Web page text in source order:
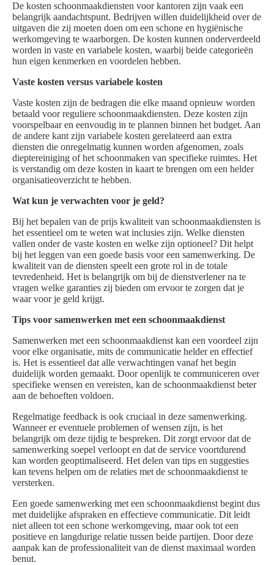
De kosten schoonmaakdiensten voor kantoren zijn vaak een
belangrijk aandachtspunt. Bedrijven willen duidelijkheid over de
uitgaven die zij moeten doen om een schone en hygiënische
werkomgeving te waarborgen. De kosten kunnen onderverdeeld
worden in vaste en variabele kosten, waarbij beide categorieën
hun eigen kenmerken en voordelen hebben.
Vaste kosten versus variabele kosten
Vaste kosten zijn de bedragen die elke maand opnieuw worden
betaald voor reguliere schoonmaakdiensten. Deze kosten zijn
voorspelbaar en eenvoudig in te plannen binnen het budget. Aan
de andere kant zijn variabele kosten gerelateerd aan extra
diensten die onregelmatig kunnen worden afgenomen, zoals
dieptereiniging of het schoonmaken van specifieke ruimtes. Het
is verstandig om deze kosten in kaart te brengen om een helder
organisatieoverzicht te hebben.
Wat kun je verwachten voor je geld?
Bij het bepalen van de prijs kwaliteit van schoonmaakdiensten is
het essentieel om te weten wat inclusies zijn. Welke diensten
vallen onder de vaste kosten en welke zijn optioneel? Dit helpt
bij het leggen van een goede basis voor een samenwerking. De
kwaliteit van de diensten speelt een grote rol in de totale
tevredenheid. Het is belangrijk om bij de dienstverlener na te
vragen welke garanties zij bieden om ervoor te zorgen dat je
waar voor je geld krijgt.
Tips voor samenwerken met een schoonmaakdienst
Samenwerken met een schoonmaakdienst kan een voordeel zijn
voor elke organisatie, mits de communicatie helder en effectief
is. Het is essentieel dat alle verwachtingen vanaf het begin
duidelijk worden gemaakt. Door openlijk te communiceren over
specifieke wensen en vereisten, kan de schoonmaakdienst beter
aan de behoeften voldoen.
Regelmatige feedback is ook cruciaal in deze samenwerking.
Wanneer er eventuele problemen of wensen zijn, is het
belangrijk om deze tijdig te bespreken. Dit zorgt ervoor dat de
samenwerking soepel verloopt en dat de service voortdurend
kan worden geoptimaliseerd. Het delen van tips en suggesties
kan tevens helpen om de relaties met de schoonmaakdienst te
versterken.
Een goede samenwerking met een schoonmaakdienst begint dus
met duidelijke afspraken en effectieve communicatie. Dit leidt
niet alleen tot een schone werkomgeving, maar ook tot een
positieve en langdurige relatie tussen beide partijen. Door deze
aanpak kan de professionaliteit van de dienst maximaal worden
benut.